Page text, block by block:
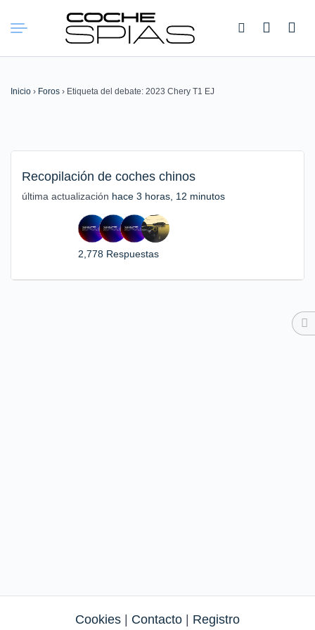
Buscar:
Inicio › Foros › Etiqueta del debate: 2023 Chery T1 EJ
Recopilación de coches chinos
última actualización hace 3 horas, 12 minutos
2,778 Respuestas
Cookies Contacto Registro